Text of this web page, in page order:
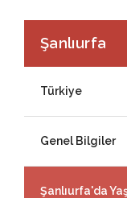
Şanlıurfa
Türkiye
Genel Bilgiler
Şanlıurfa'da